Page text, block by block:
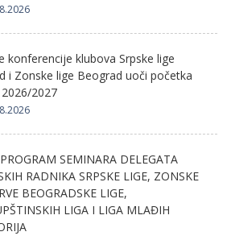
konferencije klubova Srpske lige
i Zonske lige Beograd uoči početka
2027
SEMINARA DELEGATA
RADNIKA SRPSKE LIGE, ZONSKE
BEOGRADSKE LIGE,
LIGA I LIGA MLAĐIH